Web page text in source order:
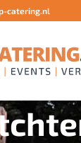
catering.nl